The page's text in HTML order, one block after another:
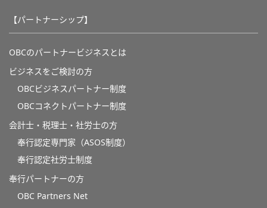
【パートナーシップ】
OBCのパートナービジネスとは
ビジネスをご検討の方
OBCビジネスパートナー制度
OBCコネクトパートナー制度
会計士・税理士・社労士の方
奉行認定専門家（ASOS制度）
奉行認定社労士制度
奉行パートナーの方
OBC Partners Net